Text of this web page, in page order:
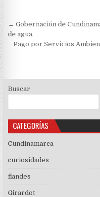
Navegación
de
entradas
← Gobernación de
de agua.
Pago por Servicios
Buscar
CATEGORÍAS
Cundinamarca
curiosidades
flandes
Girardot